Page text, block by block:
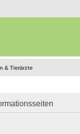
& Tierärzte